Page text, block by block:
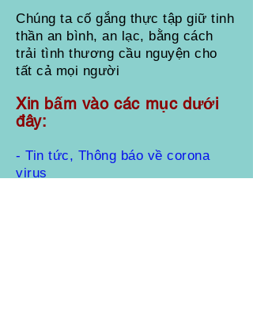
Chúng ta cố gắng thực tập giữ tinh
thần an bình, an lạc, bằng cách
trải tình thương cầu nguyện cho
tất cả mọi người
Xin bấm vào các mục dưới
đây:
- Tin tức, Thông báo về corona
virus